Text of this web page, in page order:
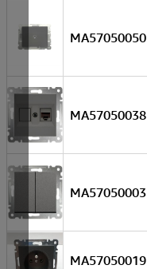
MA57050050
MA57050038
MA57050003
MA57050019